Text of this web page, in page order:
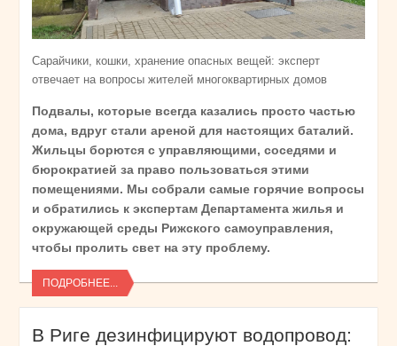
Сарайчики, кошки, хранение опасных вещей: эксперт
отвечает на вопросы жителей многоквартирных домов
Подвалы, которые всегда казались просто частью
дома, вдруг стали ареной для настоящих баталий.
Жильцы борются с управляющими, соседями и
бюрократией за право пользоваться этими
помещениями. Мы собрали самые горячие вопросы
и обратились к экспертам Департамента жилья и
окружающей среды Рижского самоуправления,
чтобы пролить свет на эту проблему.
ПОДРОБНЕЕ...
В Риге дезинфицируют водопровод: